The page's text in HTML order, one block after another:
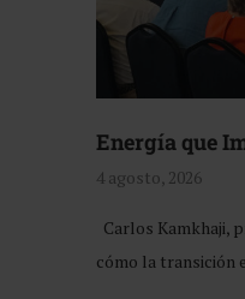
Energía que
4 agosto, 2026
Carlos Kamkhaji,
cómo la transición